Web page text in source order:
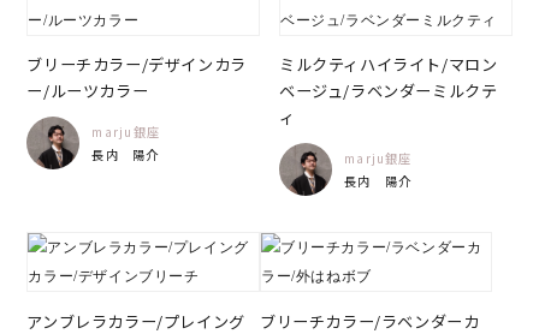
ブリーチカラー/デザインカラ
ー/ルーツカラー
marju銀座
長内 陽介
ミルクティハイライト/マロン
ベージュ/ラベンダーミルクテ
ィ
marju銀座
長内 陽介
アンブレラカラー/プレイング
ブリーチカラー/ラベンダーカ